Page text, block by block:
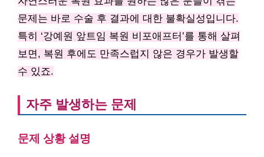
문제는 바로 수술 후 결과에 대한 불확실성입니다.
특히 ‘강예원 앞트임 복원 비포애프터’를 통해 살펴
보면, 복원 후에도 만족스럽지 않은 경우가 발생할
수 있죠.
자주 발생하는 문제
문제 상황 설명